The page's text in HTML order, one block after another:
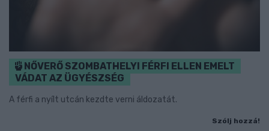
NŐVERŐ SZOMBATHELYI FÉRFI ELLEN EMELT
VÁDAT AZ ÜGYÉSZSÉG
A férfi a nyílt utcán kezdte verni áldozatát.
Szólj hozzá!